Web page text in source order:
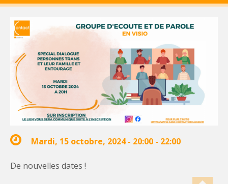
Mardi, 15 octobre, 2024 - 20:00 - 22:00
De nouvelles dates !